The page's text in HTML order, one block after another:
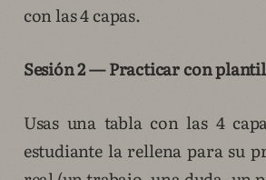
con las 4 capas.
Sesión 2 — Practicar con
Usas una tabla con las 4
estudiante la rellena para su